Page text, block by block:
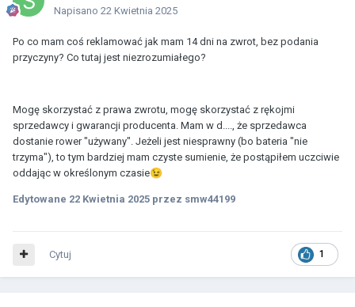
Napisano 22 Kwietnia 2025
Po co mam coś reklamować jak mam 14 dni na zwrot, bez podania
przyczyny? Co tutaj jest niezrozumiałego?
Mogę skorzystać z prawa zwrotu, mogę skorzystać z rękojmi
sprzedawcy i gwarancji producenta. Mam w d...., że sprzedawca
dostanie rower "używany". Jeżeli jest niesprawny (bo bateria "nie
trzyma"), to tym bardziej mam czyste sumienie, że postąpiłem uczciwie
oddając w określonym czasie😉
Edytowane 22 Kwietnia 2025 przez smw44199
1
Cytuj